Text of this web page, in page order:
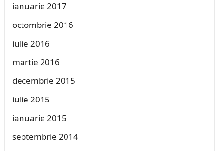
ianuarie 2017
octombrie 2016
iulie 2016
martie 2016
decembrie 2015
iulie 2015
ianuarie 2015
septembrie 2014